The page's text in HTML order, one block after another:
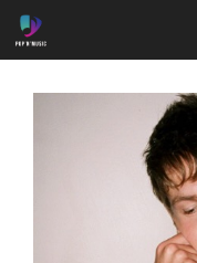
Aller
au